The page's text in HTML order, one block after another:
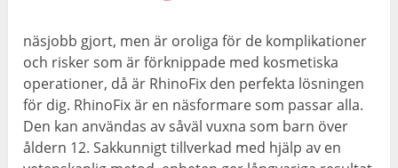
näsjobb gjort, men är oroliga för de komplikationer
och risker som är förknippade med kosmetiska
operationer, då är RhinoFix den perfekta lösningen
för dig. RhinoFix är en näsformare som passar alla.
Den kan användas av såväl vuxna som barn över
åldern 12. Sakkunnigt tillverkad med hjälp av en